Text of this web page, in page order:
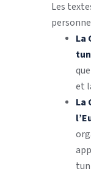
Les
La
et
La